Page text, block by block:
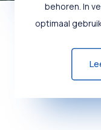
behoren. In
optimaal